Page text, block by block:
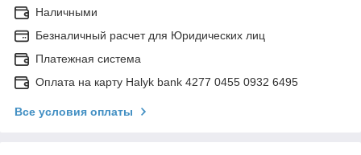
Наличными
Безналичный расчет для Юридических лиц
Платежная система
Оплата на карту Halyk bank 4277 0455 0932 6495
Все условия оплаты